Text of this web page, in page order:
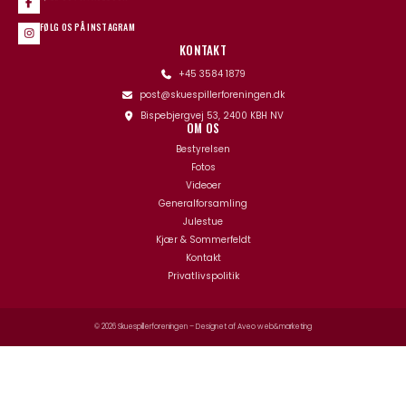
FØLG OS PÅ INSTAGRAM
KONTAKT
+45 3584 1879
post@skuespillerforeningen.dk
Bispebjergvej 53, 2400 KBH NV
OM OS
Bestyrelsen
Fotos
Videoer
Generalforsamling
Julestue
Kjær & Sommerfeldt
Kontakt
Privatlivspolitik
© 2026 Skuespillerforeningen – Designet afAveo web&marketing